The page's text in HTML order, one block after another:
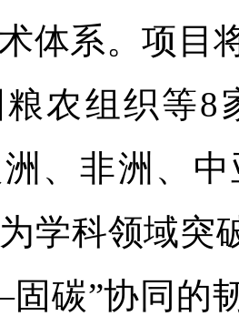
体系。项目
农组织等8
、非洲、
学科领域突
碳”协同的